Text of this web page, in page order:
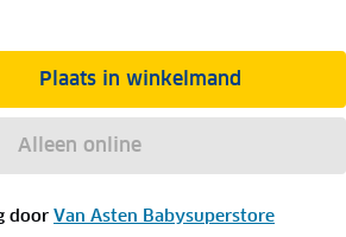
Plaats in winkelmand
Alleen online
door Van Asten Babysuperstore